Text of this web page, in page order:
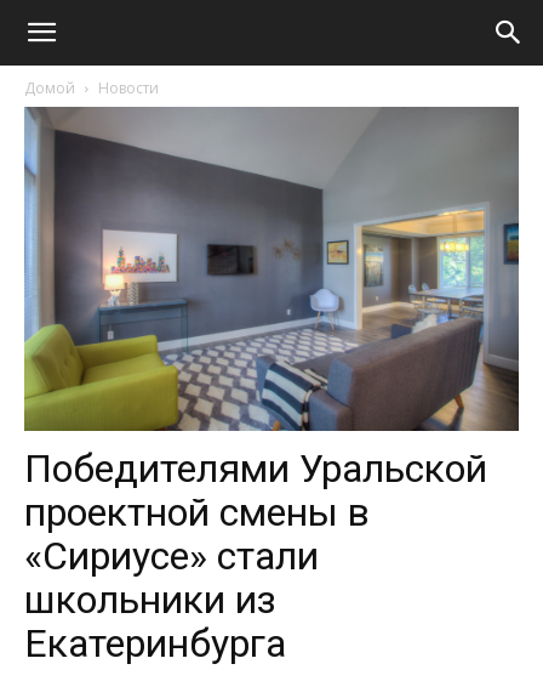
Домой Новости
Победителями Уральской
проектной смены в
«Сириусе» стали
школьники из
Екатеринбурга